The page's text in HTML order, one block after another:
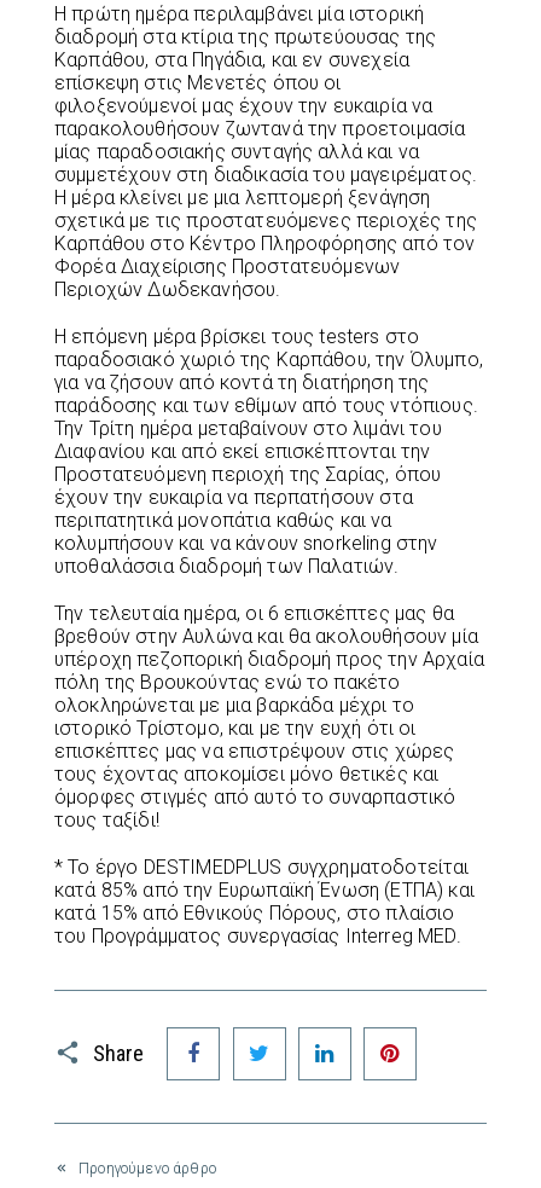
Η πρώτη ημέρα περιλαμβάνει μία ιστορική
διαδρομή στα κτίρια της πρωτεύουσας της
Καρπάθου, στα Πηγάδια, και εν συνεχεία
επίσκεψη στις Μενετές όπου οι
φιλοξενούμενοί μας έχουν την ευκαιρία να
παρακολουθήσουν ζωντανά την προετοιμασία
μίας παραδοσιακής συνταγής αλλά και να
συμμετέχουν στη διαδικασία του μαγειρέματος.
Η μέρα κλείνει με μια λεπτομερή ξενάγηση
σχετικά με τις προστατευόμενες περιοχές της
Καρπάθου στο Κέντρο Πληροφόρησης από τον
Φορέα Διαχείρισης Προστατευόμενων
Περιοχών Δωδεκανήσου.
Η επόμενη μέρα βρίσκει τους testers στο
παραδοσιακό χωριό της Καρπάθου, την Όλυμπο,
για να ζήσουν από κοντά τη διατήρηση της
παράδοσης και των εθίμων από τους ντόπιους.
Την Τρίτη ημέρα μεταβαίνουν στο λιμάνι του
Διαφανίου και από εκεί επισκέπτονται την
Προστατευόμενη περιοχή της Σαρίας, όπου
έχουν την ευκαιρία να περπατήσουν στα
περιπατητικά μονοπάτια καθώς και να
κολυμπήσουν και να κάνουν snorkeling στην
υποθαλάσσια διαδρομή των Παλατιών.
Την τελευταία ημέρα, οι 6 επισκέπτες μας θα
βρεθούν στην Αυλώνα και θα ακολουθήσουν μία
υπέροχη πεζοπορική διαδρομή προς την Αρχαία
πόλη της Βρουκούντας ενώ το πακέτο
ολοκληρώνεται με μια βαρκάδα μέχρι το
ιστορικό Τρίστομο, και με την ευχή ότι οι
επισκέπτες μας να επιστρέψουν στις χώρες
τους έχοντας αποκομίσει μόνο θετικές και
όμορφες στιγμές από αυτό το συναρπαστικό
τους ταξίδι!
* Το έργο DESTIMEDPLUS συγχρηματοδοτείται
κατά 85% από την Ευρωπαϊκή Ένωση (ΕΤΠΑ) και
κατά 15% από Εθνικούς Πόρους, στο πλαίσιο
του Προγράμματος συνεργασίας Interreg MED.
Share
Facebook Twitter LinkedIn
Προηγούμενο άρθρο